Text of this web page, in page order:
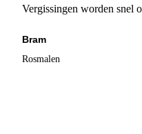
Vergissingen worden snel
Bram
Rosmalen